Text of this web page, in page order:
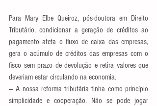
Para Mary Elbe Queiroz, pós-doutora em Direito
Tributário, condicionar a geração de créditos ao
pagamento afeta o fluxo de caixa das empresas,
gera o acúmulo de créditos das empresas com o
fisco sem prazo de devolução e retira valores que
deveriam estar circulando na economia.
— A nossa reforma tributária tinha como princípio
simplicidade e cooperação. Não se pode jogar